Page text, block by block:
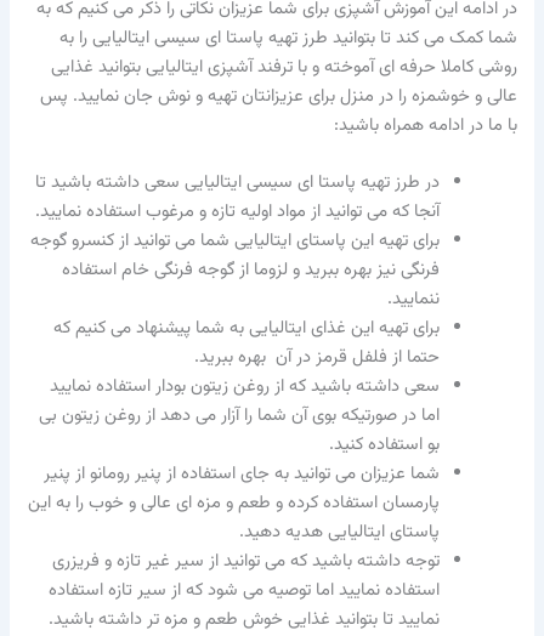
در ادامه این آموزش آشپزی برای شما عزیزان نکاتی را ذکر می کنیم که به
شما کمک می کند تا بتوانید طرز تهیه پاستا ای سیسی ایتالیایی را به
روشی کاملا حرفه ای آموخته و با ترفند آشپزی ایتالیایی بتوانید غذایی
عالی و خوشمزه را در منزل برای عزیزانتان تهیه و نوش جان نمایید. پس
با ما در ادامه همراه باشید:
در طرز تهیه پاستا ای سیسی ایتالیایی سعی داشته باشید تا
آنجا که می توانید از مواد اولیه تازه و مرغوب استفاده نمایید.
برای تهیه این پاستای ایتالیایی شما می توانید از کنسرو گوجه
فرنگی نیز بهره ببرید و لزوما از گوجه فرنگی خام استفاده
ننمایید.
برای تهیه این غذای ایتالیایی به شما پیشنهاد می کنیم که
حتما از فلفل قرمز در آن بهره ببرید.
سعی داشته باشید که از روغن زیتون بودار استفاده نمایید
اما در صورتیکه بوی آن شما را آزار می دهد از روغن زیتون بی
بو استفاده کنید.
شما عزیزان می توانید به جای استفاده از پنیر رومانو از پنیر
پارمسان استفاده کرده و طعم و مزه ای عالی و خوب را به این
پاستای ایتالیایی هدیه دهید.
توجه داشته باشید که می توانید از سیر غیر تازه و فریزری
استفاده نمایید اما توصیه می شود که از سیر تازه استفاده
نمایید تا بتوانید غذایی خوش طعم و مزه تر داشته باشید.